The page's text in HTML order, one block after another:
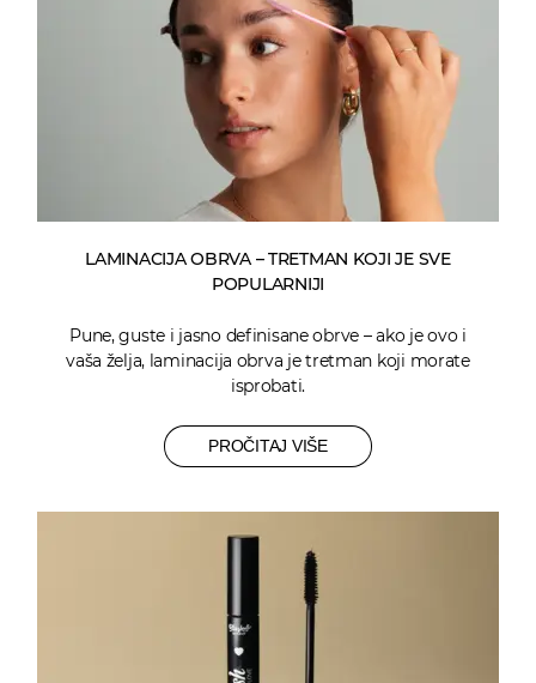
LAMINACIJA OBRVA – TRETMAN KOJI JE SVE
POPULARNIJI
Pune, guste i jasno definisane obrve – ako je ovo i
vaša želja, laminacija obrva je tretman koji morate
isprobati.
PROČITAJ VIŠE